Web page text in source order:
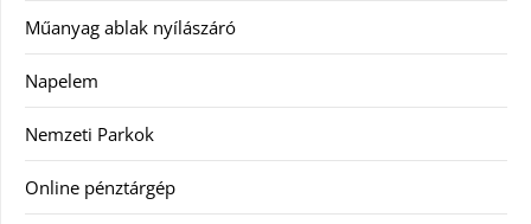
Műanyag ablak nyílászáró
Napelem
Nemzeti Parkok
Online pénztárgép